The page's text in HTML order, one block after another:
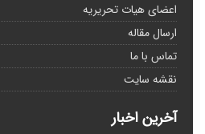
اعضای هیات تحریریه
ارسال مقاله
تماس با ما
نقشه سایت
آخرین اخبار